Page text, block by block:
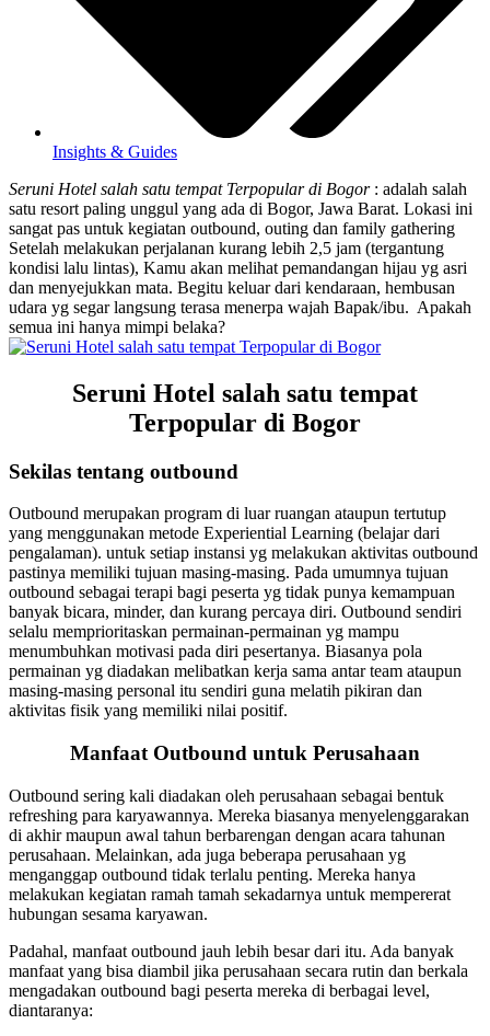
Insights & Guides
Seruni Hotel salah satu tempat Terpopular di Bogor: adalah salah
satu resort paling unggul yang ada di Bogor, Jawa Barat. Lokasi ini
sangat pas untuk kegiatan outbound, outing dan family gathering
Setelah melakukan perjalanan kurang lebih 2,5 jam (tergantung
kondisi lalu lintas), Kamu akan melihat pemandangan hijau yg asri
dan menyejukkan mata. Begitu keluar dari kendaraan, hembusan
udara yg segar langsung terasa menerpa wajah Bapak/ibu. Apakah
semua ini hanya mimpi belaka?
Seruni Hotel salah satu tempat
Terpopular di Bogor
Sekilas tentang outbound
Outbound merupakan program di luar ruangan ataupun tertutup
yang menggunakan metode Experiential Learning (belajar dari
pengalaman). untuk setiap instansi yg melakukan aktivitas outbound
pastinya memiliki tujuan masing-masing. Pada umumnya tujuan
outbound sebagai terapi bagi peserta yg tidak punya kemampuan
banyak bicara, minder, dan kurang percaya diri. Outbound sendiri
selalu memprioritaskan permainan-permainan yg mampu
menumbuhkan motivasi pada diri pesertanya. Biasanya pola
permainan yg diadakan melibatkan kerja sama antar team ataupun
masing-masing personal itu sendiri guna melatih pikiran dan
aktivitas fisik yang memiliki nilai positif.
Manfaat Outbound untuk Perusahaan
Outbound sering kali diadakan oleh perusahaan sebagai bentuk
refreshing para karyawannya. Mereka biasanya menyelenggarakan
di akhir maupun awal tahun berbarengan dengan acara tahunan
perusahaan. Melainkan, ada juga beberapa perusahaan yg
menganggap outbound tidak terlalu penting. Mereka hanya
melakukan kegiatan ramah tamah sekadarnya untuk mempererat
hubungan sesama karyawan.
Padahal, manfaat outbound jauh lebih besar dari itu. Ada banyak
manfaat yang bisa diambil jika perusahaan secara rutin dan berkala
mengadakan outbound bagi peserta mereka di berbagai level,
diantaranya: